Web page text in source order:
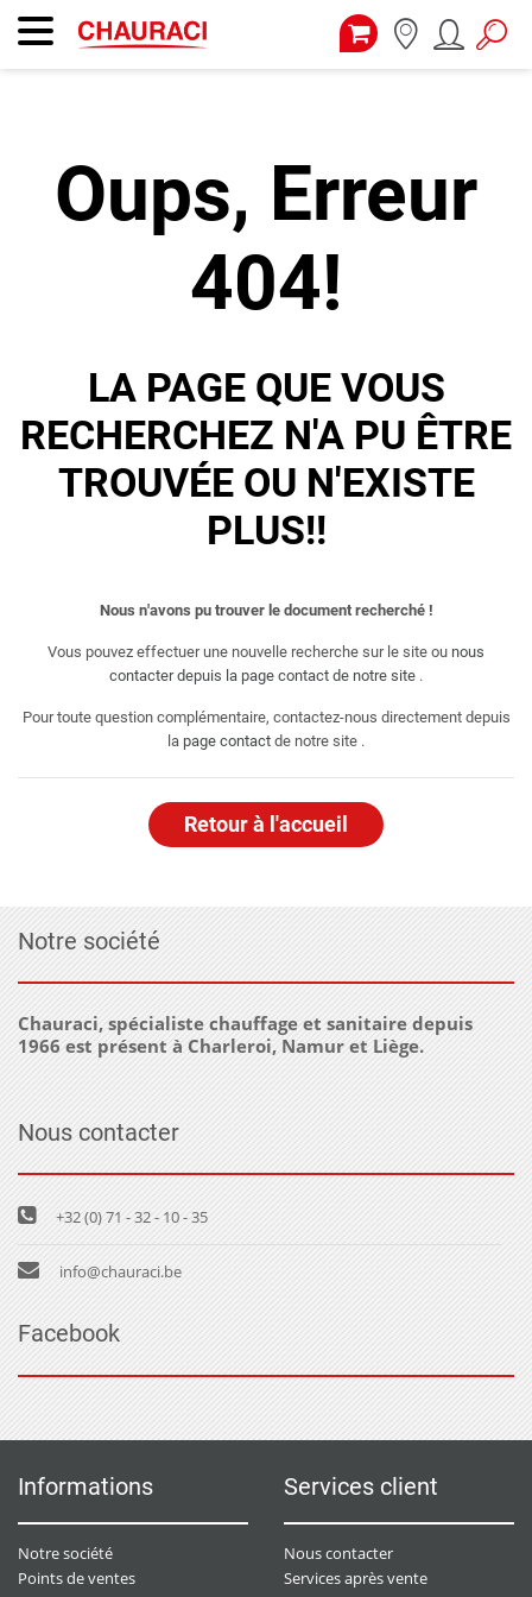
Oups, Erreur
404!
LA PAGE QUE VOUS
RECHERCHEZ N'A PU ÊTRE
TROUVÉE OU N'EXISTE
PLUS!!
Nous n'avons pu trouver le document recherché !
Vous pouvez effectuer une nouvelle recherche sur le site ou nous
contacter depuis la page contact de notre site .
Pour toute question complémentaire, contactez-nous directement depuis
la page contact de notre site .
Retour à l'accueil
Notre société
Chauraci, spécialiste chauffage et sanitaire depuis
1966 est présent à Charleroi, Namur et Liège.
Nous contacter
+32 (0) 71 - 32 - 10 - 35
info@chauraci.be
Facebook
Informations
Notre société
Points de ventes
Services client
Nous contacter
Services après vente